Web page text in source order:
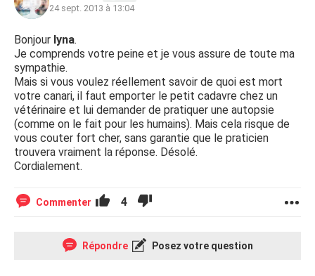
24 sept. 2013 à 13:04
Bonjour lyna.
Je comprends votre peine et je vous assure de toute ma
sympathie.
Mais si vous voulez réellement savoir de quoi est mort
votre canari, il faut emporter le petit cadavre chez un
vétérinaire et lui demander de pratiquer une autopsie
(comme on le fait pour les humains). Mais cela risque de
vous couter fort cher, sans garantie que le praticien
trouvera vraiment la réponse. Désolé.
Cordialement.
Commenter 4
Répondre Posez votre question